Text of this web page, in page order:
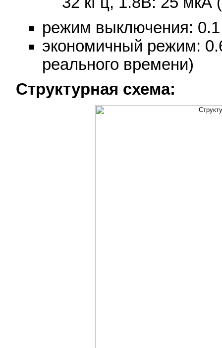
режим выключения:
экономичный режим:
реального времени)
Структурная схема: